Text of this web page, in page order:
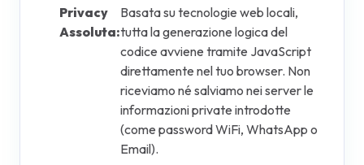
Privacy
Assoluta:
Basata su tecnologie web locali,
tutta la generazione logica del
codice avviene tramite JavaScript
direttamente nel tuo browser. Non
riceviamo né salviamo nei server le
informazioni private introdotte
(come password WiFi, WhatsApp o
Email).